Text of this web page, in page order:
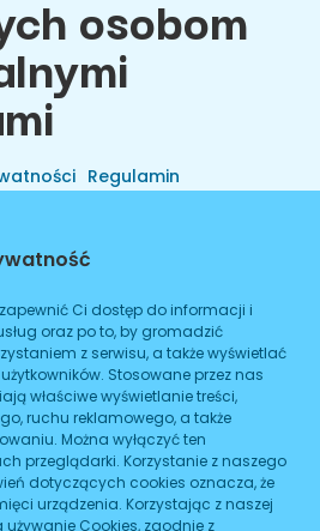
osobom
Regulamin
Ci dostęp do informacji i
oraz po to, by gromadzić
z serwisu, a także wyświetlać
Stosowane przez nas
właściwe wyświetlanie treści,
ruchu reklamowego, a także
Można wyłączyć ten
przeglądarki. Korzystanie z naszego
dotyczących cookies oznacza, że
urządzenia. Korzystając z naszej
Cookies, zgodnie z
© 2026 Preals Data.
Cookies